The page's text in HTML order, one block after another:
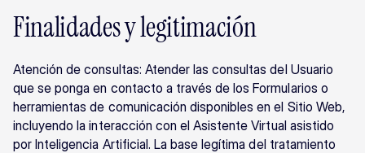
Finalidades y legitimación
Atención de consultas: Atender las consultas del Usuario
que se ponga en contacto a través de los Formularios o
herramientas de comunicación disponibles en el Sitio Web,
incluyendo la interacción con el Asistente Virtual asistido
por Inteligencia Artificial. La base legítima del tratamiento